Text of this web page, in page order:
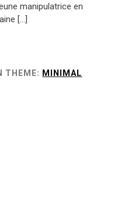
manipulatrice en
[…]
THEME: MINIMAL